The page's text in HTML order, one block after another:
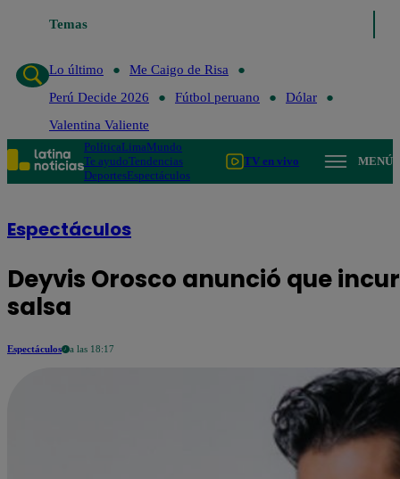
Temas
Lo último
Me Caigo de Risa
Perú Decide 2026
Fútbol peruano
Dólar
Valentina Valiente
PolíticaLimaMundo
Te ayudoTendencias
DeportesEspectáculos
TV en vivo MENÚ
Espectáculos
Deyvis Orosco anunció que
salsa
Espectáculos a las 18:17